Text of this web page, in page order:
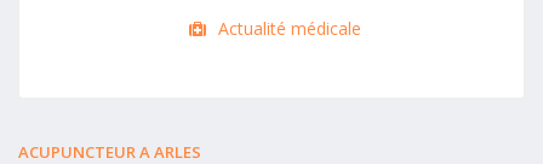
Actualité médicale
ACUPUNCTEUR A ARLES